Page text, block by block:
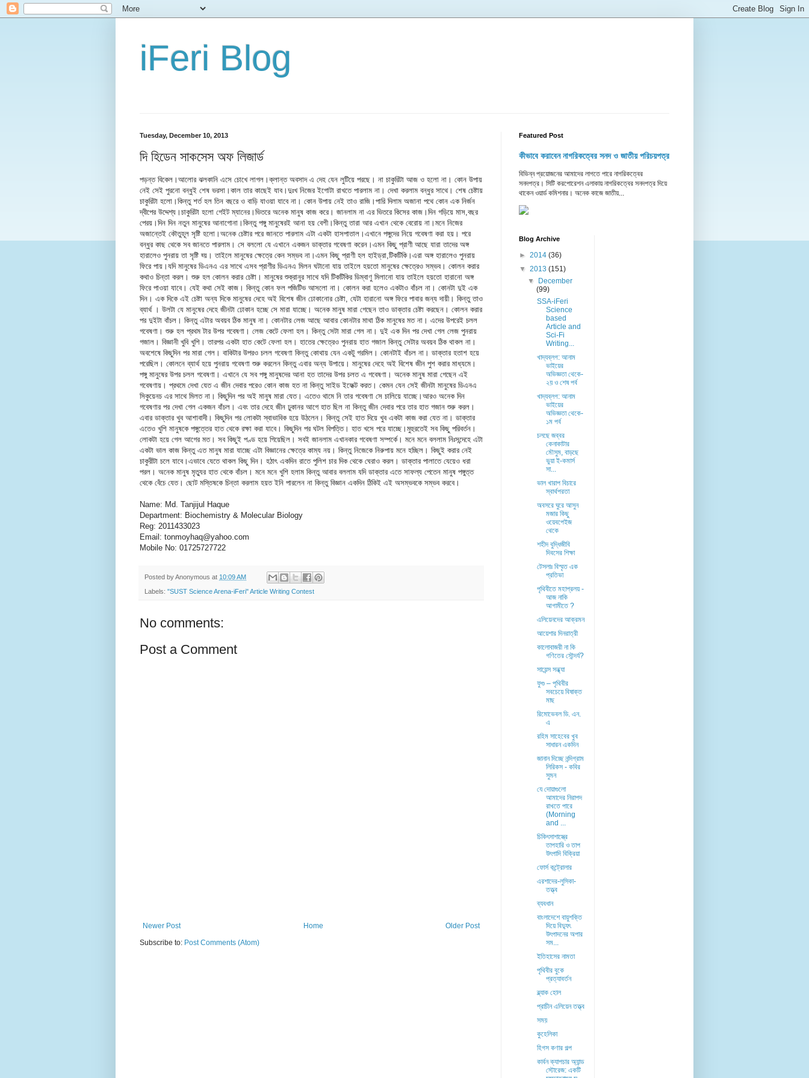
iFeri Blog
Tuesday, December 10, 2013
দি হিডেন সাকসেস অফ লিজার্ড
পড়ন্ত বিকেল।আলোর ঝলকানি এসে চোখে লাগল।ক্লান্ত অবসাদ এ দেহ যেন লুটিয়ে পরছে। না চাকুরিটা আজ ও হলো না। কোন উপায়
নেই সেই পুরনো বন্ধুই শেষ ভরসা।কাল তার কাছেই যাব।দুঃখ নিজের ইগোটা রাখতে পারলাম না। দেখা করলাম বন্ধুর সাথে। শেষ চেষ্টায়
চাকুরিটা হলো।কিন্তু শর্ত হল তিন বছরে ও বাড়ি যাওয়া যাবে না। কোন উপায় নেই তাও রাজি।পারি দিলাম অজানা পথে কোন এক নির্জন
দ্বীপের উদ্দেশ্য।চাকুরিটা হলো গেইট ম্যানের।ভিতরে অনেক মানুষ কাজ করে। জানলাম না এর ভিতরে কিসের কাজ।দিন গড়িয়ে মাস,বছর
পেরয়।দিন দিন নতুন মানুষের আনাগোনা।কিন্তু পঙ্গু মানুষেরই আনা হয় বেশী।কিন্তু তারা আর এখান থেকে বেরোয় না।মনে নিজের
অজান্তেই কৌতুহূল সৃষ্টি হলো।অনেক চেষ্টার পরে জানতে পারলাম এটা একটা হাসপাতাল।এখানে পঙ্গুদের নিয়ে গবেষণা করা হয়। পরে
বন্ধুর কাছ থেকে সব জানতে পারলাম। সে বললো যে এখানে একজন ডাক্তার গবেষণা করেন।এমন কিছু প্রাণী আছে যারা তাদের অঙ্গ
হারালেও পুনরায় তা সৃষ্টি হ্য়। তাইলে মানুষের ক্ষেত্রে কেন সম্ভব না।এমন কিছু প্রাণী হল হাইড্রা,টিকটিকি।এরা অঙ্গ হারালেও পুনরায়
ফিরে পায়।যদি মানুষের ডিএনএ এর সাথে এসব প্রাণীর ডিএনএ মিলন ঘটানো যায় তাইলে হয়তো মানুষের ক্ষেত্রেও সম্ভব। কোলন করার
কথাও চিন্তা করল। শুরু হল কোলন করার চেষ্টা। মানুষের শুক্রানুর সাথে যদি টিকটিকির ডিম্বাণু মিলানো যায় তাইলে হয়তো হারানো অঙ্গ
ফিরে পাওয়া যাবে। যেই কথা সেই কাজ। কিন্তু কোন ফল পজিটিভ আসলো না। কোলন করা হলেও একটাও বাঁচল না। কোনটা দুই এক
দিন। এক দিকে এই চেষ্টা অন্য দিকে মানুষের দেহে অই বিশেষ জীন ঢোকানোর চেষ্টা, যেটা হারানো অঙ্গ ফিরে পাবার জন্য দায়ী। কিন্তু তাও
ব্যার্থ । উলটা যে মানুষের দেহে জীনটা ঢোকান হচ্ছে সে মারা যাচ্ছে। অনেক মানুষ মারা গেছেন তাও ডাক্তার চেষ্টা করছেন। কোলন করার
পর দুইটা বাঁচল। কিন্তু এটার অবয়ব ঠিক মানুষ না। কোনটার লেজ আছে আবার কোনটার মাথা ঠিক মানুষের মত না। এদের উপরেই চলল
গবেষণা। শুরু হল প্রথম টার উপর গবেষণা। লেজ কেটে ফেলা হল। কিন্তু সেটা মারা গেল না। দুই এক দিন পর দেখা গেল লেজ পুনরায়
গজাল। বিজ্ঞানী খুবি খুশি। তারপর একটা হাত কেটে ফেলা হল। হাতের ক্ষেত্রেও পুনরায় হাত গজাল কিন্তু সেটার অবয়ব ঠিক থাকল না।
অবশেষে কিছুদিন পর মারা গেল। বাকিটার উপরও চলল গবেষণা কিন্তু কোথায় যেন একটু গরমিল। কোনটাই বাঁচল না। ডাক্তার হতাশ হয়ে
পরেছিল। কোলনে ব্যার্থ হয়ে পুনরায় গবেষণা শুরু করলেন কিন্তু এবার অন্য উপায়ে। মানুষের দেহে অই বিশেষ জীন পুশ করার মাধ্যমে।
পঙ্গু মানুষের উপর চলল গবেষণা। এখানে যে সব পঙ্গু মানুষদের আনা হত তাদের উপর চলত এ গবেষণা। অনেক মানুষ মারা গেছেন এই
গবেষণায়। প্রথমে দেখা যেত এ জীন দেবার পরেও কোন কাজ হত না কিন্তু সাইড ইফেক্ট করত। কেমন যেন সেই জীনটা মানুষের ডিএনএ
সিকুয়েনচ এর সাথে মিলত না। কিছুদিন পর অই মানুষ মারা যেত। এতেও থামে নি তার গবেষণা সে চালিয়ে যাচ্ছে।আরও অনেক দিন
গবেষণার পর দেখা গেল একজন বাঁচল। এবং তার দেহে জীন ঢুকানর আগে হাত ছিল না কিন্তু জীন দেবার পরে তার হাত গজান শুরু করল।
এবার ডাক্তার খুব আশাবাদী। কিছুদিন পর লোকটা স্বাভাবিক হয়ে উঠলেন। কিন্তু সেই হাত দিয়ে খুব একটা কাজ করা যেত না। ডাক্তার
এতেও খুশি মানুষকে পঙ্গুত্তের হাত থেকে রক্ষা করা যাবে। কিছুদিন পর ঘটল বিপত্তি। হাত খসে পরে যাচ্ছে।মুহুরতেই সব কিছু পরিবর্তন।
লোকটা হয়ে গেল আগের মত। সব কিছুই পণ্ড হয়ে গিয়েছিল। সবই জানলাম এখানকার গবেষণা সম্পর্কে। মনে মনে বললাম নিঃসন্দেহে এটা
একটা ভাল কাজ কিন্তু এত মানুষ মারা যাচ্ছে এটা বিজ্ঞানের ক্ষেত্রে কাম্য নয়। কিন্তু নিজেকে নিরুপায় মনে হচ্ছিল। কিছুই করার নেই
চাকুরীটা চলে যাবে।এভাবে যেতে থাকল কিছু দিন। হঠাৎ একদিন রাতে পুলিশ চার দিক থেকে ঘেরাও করল। ডাক্তার পালাতে যেয়েও ধরা
পরল। অনেক মানুষ মৃত্যুর হাত থেকে বাঁচল। মনে মনে খুশি হলাম কিন্তু আবার বললাম যদি ডাক্তার এতে সাফল্য পেতেন মানুষ পঙ্গুত্ত
থেকে বেঁচে যেত। ছোট মস্তিষকে চিন্তা করলাম হয়ত ইনি পারলেন না কিন্তু বিজ্ঞান একদিন ঠিকিই এই অসম্ভবকে সম্ভব করবে।
Name: Md. Tanjijul Haque
Department: Biochemistry & Molecular Biology
Reg: 2011433023
Email: tonmoyhaq@yahoo.com
Mobile No: 01725727722
Posted byAnonymous at 10:09 AM
Labels: "SUST Science Arena-iFeri" Article Writing Contest
No comments:
Post a Comment
Newer Post Older Post
Home
Subscribe to: Post Comments (Atom)
Featured Post
কীভাবে করাবেন নাগরিকত্বের সনদ ও জাতীয় পরিচয়পত্র
বিভিন্ন প্রয়োজনের আমাদের লাগতে পারে নাগরিকত্বের
সনদপত্র। সিটি করপোরেশন এলাকায় নাগরিকত্বের সনদপত্র দিয়ে
থাকেন ওয়ার্ড কমিশনার। অনেক কাজে জাতীয়...
Blog Archive
► 2014 (36)
▼ 2013 (151)
▼
December
(99)
SSA-iFeri
Science
based
Article and
Sci-Fi
Writing...
খাদ্যব্লগ: আনাম
ভাইয়ের
অভিজ্ঞতা থেকে-
২য় ও শেষ পর্ব
খাদ্যব্লগ: আনাম
ভাইয়ের
অভিজ্ঞতা থেকে-
১ম পর্ব
চলছে জব্বর
কেনাকাটার
মৌসুম, বাড়ছে
ভুয়া ই-কমার্স
সা...
ভাল খারাপ বিচারে
স্বার্থপরতা
অবসরে ঘুরে আসুন
মজার কিছু
ওয়েবপেইজ
থেকে
শহীদ বুদ্ধিজীবি
দিবসের শিক্ষা
টেসলাঃ বিস্মৃত এক
প্রতিভা
পৃথিবীতে মহাপ্রলয় -
আজ নাকি
আগামীতে ?
এলিয়েনদের আক্রমন
আয়েশার দিনরাত্রী
কালোবাজরী না কি
গণিতের সৌন্দর্য?
সায়েন্স সন্ধ্যা
ফুগু – পৃথিবীর
সবচেয়ে বিষাক্ত
মাছ
রিমোভেবল ডি. এন.
এ
রহিম সাহেবের খুব
সাধারন একদিন
জানান দিচ্ছে নন্দিগ্রাম
লিরিকস - কবির
সুমন
যে দোয়াগুলো
আমাদের নিরাপদ
রাখতে পারে
(Morning
and ...
চিকিৎসাশাস্ত্রে
তাপহারি ও তাপ
উৎপাদি বিক্রিয়া
ফোর্স কন্ট্রোলার
এরশাদের-লুসিকা-
তত্ত্ব
ব্যবধান
বাংলাদেশে বায়ুশক্তি
দিয়ে বিদ্যুৎ
উৎপাদনের অপার
সম...
ইতিহাসের নামতা
পৃথিবীর বুকে
প্রত্যাবর্তন
ব্ল্যাক হোল
প্রাচীন এলিয়েন তত্ত্ব
সময়
কুহেলিকা
হিগস কণার গল্প
কার্বন ক্যাপচার অ্যান্ড
স্টোরেজ: একটি